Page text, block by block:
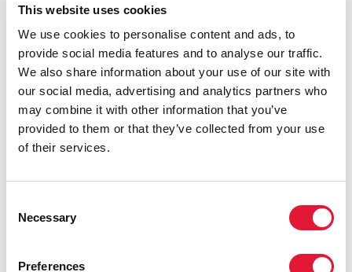
This website uses cookies
We use cookies to personalise content and ads, to
provide social media features and to analyse our traffic.
We also share information about your use of our site with
our social media, advertising and analytics partners who
may combine it with other information that you’ve
provided to them or that they’ve collected from your use
of their services.
Selection
Necessary
Preferences